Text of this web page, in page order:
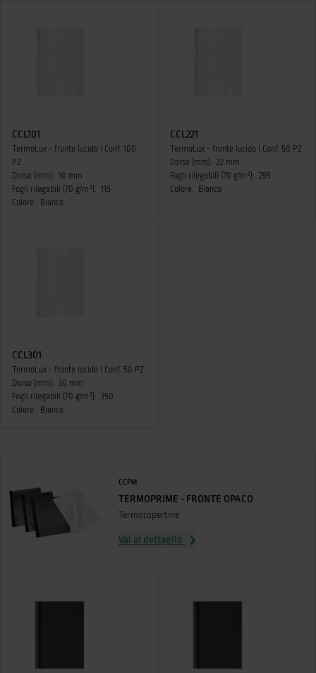
CCL101
TermoLux - fronte lucido I Conf. 100
PZ
Dorso (mm): 10 mm
Fogli rilegabili (70 g/m²): 115
Colore:
Bianco
CCL221
TermoLux - fronte lucido I Conf. 50 PZ
Dorso (mm): 22 mm
Fogli rilegabili (70 g/m²): 255
Colore:
Bianco
CCL301
TermoLux - fronte lucido I Conf. 50 PZ
Dorso (mm): 30 mm
Fogli rilegabili (70 g/m²): 350
Colore:
Bianco
CCPM
TERMOPRIME - FRONTE OPACO
Termocopertine
Vai al dettaglio